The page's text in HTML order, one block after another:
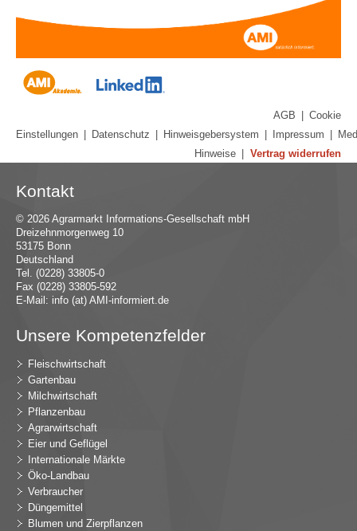
AGB
Cookie
Einstellungen
Datenschutz Hinweisgebersystem Impressum
Hinweise
Vertrag widerrufen
Kontakt
© 2026 Agrarmarkt Informations-Gesellschaft mbH
Dreizehnmorgenweg 10
53175 Bonn
Deutschland
Tel. (0228) 33805-0
Fax (0228) 33805-592
E-Mail: info (at) AMI-informiert.de
Unsere Kompetenzfelder
Fleischwirtschaft
Gartenbau
Milchwirtschaft
Pflanzenbau
Agrarwirtschaft
Eier und Geflügel
Internationale Märkte
Öko-Landbau
Verbraucher
Düngemittel
Blumen und Zierpflanzen